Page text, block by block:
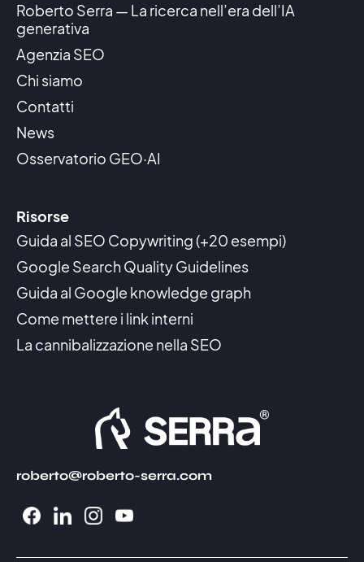
Roberto Serra — La ricerca nell’era dell’IA
generativa
Agenzia SEO
Chi siamo
Contatti
News
Osservatorio GEO·AI
Risorse
Guida al SEO Copywriting (+20 esempi)
Google Search Quality Guidelines
Guida al Google knowledge graph
Come mettere i link interni
La cannibalizzazione nella SEO
roberto@roberto-serra.com